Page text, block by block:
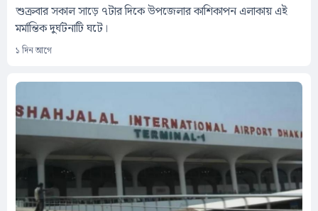
শুক্রবার সকাল সাড়ে ৭টার দিকে উপজেলার কাশিকাপন এলাকায় এই
মর্মান্তিক দুর্ঘটনাটি ঘটে।
১ দিন আগে